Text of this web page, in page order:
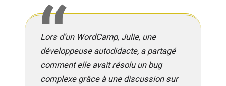
Lors d’un WordCamp, Julie, une
développeuse autodidacte, a partagé
comment elle avait résolu un bug
complexe grâce à une discussion sur